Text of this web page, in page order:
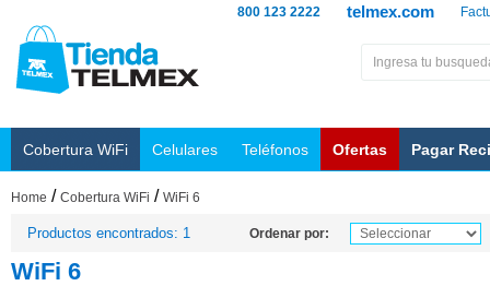
telmex.com
800 123 2222
Cobertura WiFi Celulares Teléfonos Ofertas Pagar
Home / Cobertura WiFi / WiFi 6
Productos encontrados: 1 Ordenar por:
WiFi 6